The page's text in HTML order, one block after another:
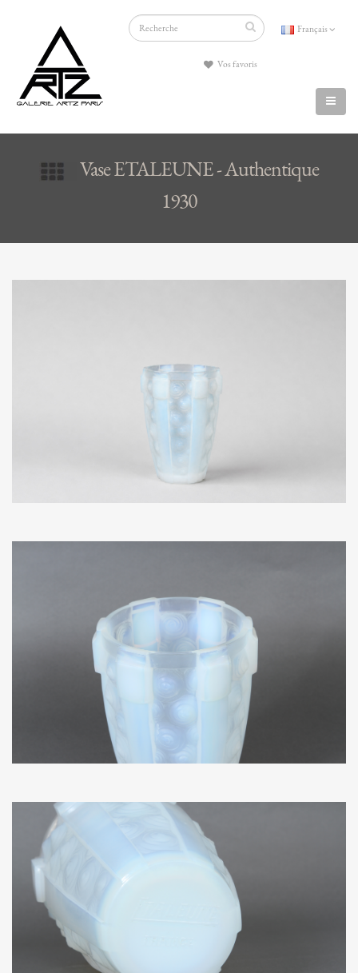
Français
Vos favoris
Vase ETALEUNE - Authentique
1930